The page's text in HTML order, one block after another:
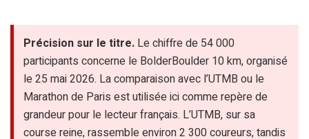
Précision sur le titre. Le chiffre de 54 000
participants concerne le BolderBoulder 10 km, organisé
le 25 mai 2026. La comparaison avec l’UTMB ou le
Marathon de Paris est utilisée ici comme repère de
grandeur pour le lecteur français. L’UTMB, sur sa
course reine, rassemble environ 2 300 coureurs, tandis